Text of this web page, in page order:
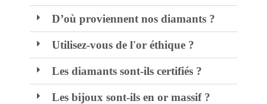
D’où proviennent nos diamants ?
Utilisez-vous de l'or éthique ?
Les diamants sont-ils certifiés ?
Les bijoux sont-ils en or massif ?